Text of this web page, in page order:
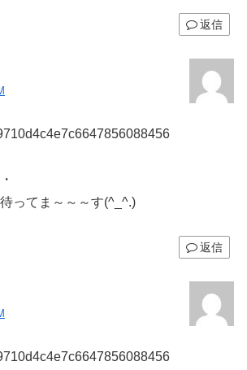
返信
ってま～～～す(^_^.)
返信